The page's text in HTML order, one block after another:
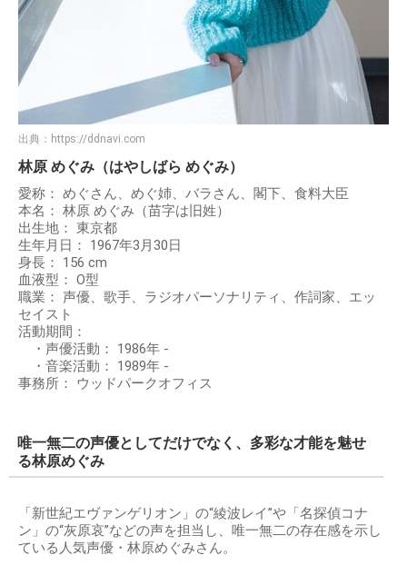
出典： https://ddnavi.com
林原 めぐみ（はやしばら めぐみ）
愛称： めぐさん、めぐ姉、バラさん、閣下、食料大臣
本名： 林原 めぐみ（苗字は旧姓）
出生地： 東京都
生年月日： 1967年3月30日
身長： 156 cm
血液型： O型
職業： 声優、歌手、ラジオパーソナリティ、作詞家、エッ
セイスト
活動期間：
・声優活動： 1986年 -
・音楽活動： 1989年 -
事務所： ウッドパークオフィス
唯一無二の声優としてだけでなく、多彩な才能を魅せ
る林原めぐみ
「新世紀エヴァンゲリオン」の“綾波レイ”や「名探偵コナ
ン」の“灰原哀”などの声を担当し、唯一無二の存在感を示し
ている人気声優・林原めぐみさん。